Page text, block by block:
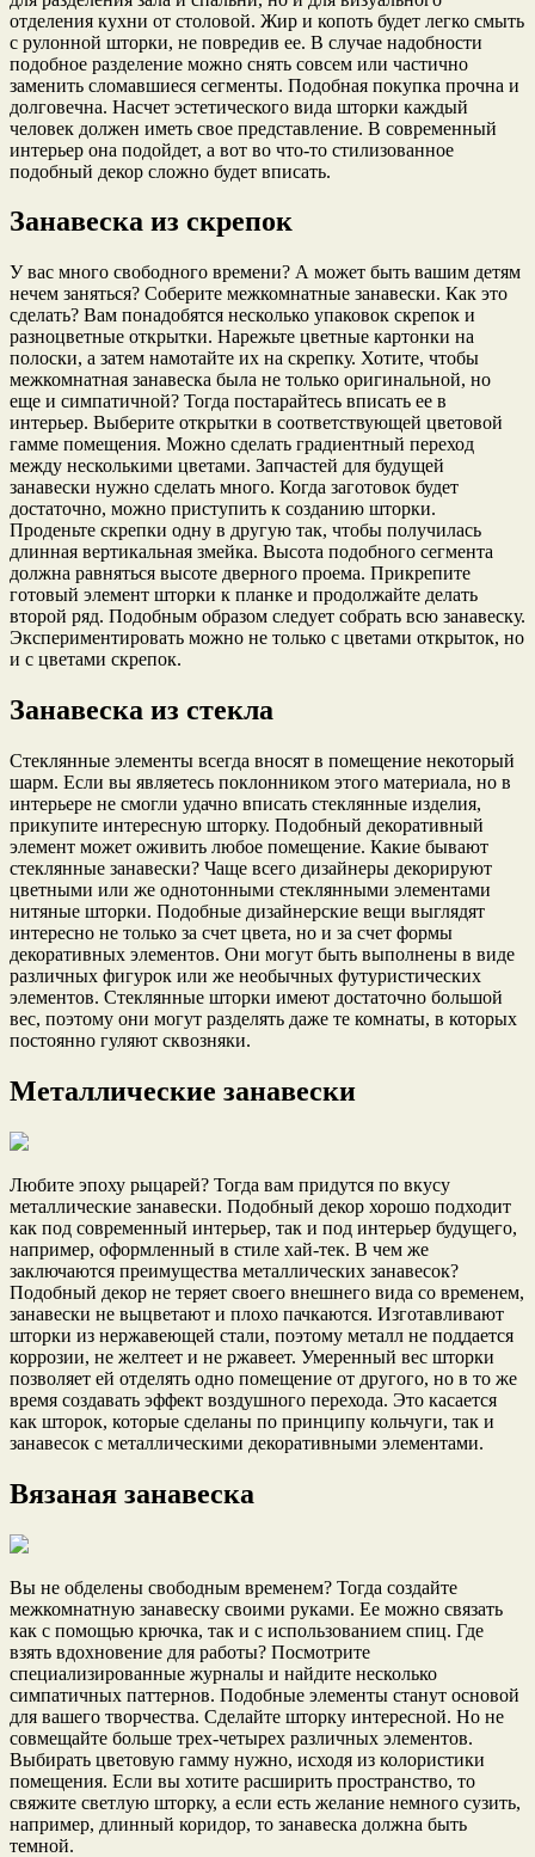
отделения кухни от столовой. Жир и копоть будет легко смыть
с рулонной шторки, не повредив ее. В случае надобности
подобное разделение можно снять совсем или частично
заменить сломавшиеся сегменты. Подобная покупка прочна и
долговечна. Насчет эстетического вида шторки каждый
человек должен иметь свое представление. В современный
интерьер она подойдет, а вот во что-то стилизованное
подобный декор сложно будет вписать.
Занавеска из скрепок
У вас много свободного времени? А может быть вашим детям
нечем заняться? Соберите межкомнатные занавески. Как это
сделать? Вам понадобятся несколько упаковок скрепок и
разноцветные открытки. Нарежьте цветные картонки на
полоски, а затем намотайте их на скрепку. Хотите, чтобы
межкомнатная занавеска была не только оригинальной, но
еще и симпатичной? Тогда постарайтесь вписать ее в
интерьер. Выберите открытки в соответствующей цветовой
гамме помещения. Можно сделать градиентный переход
между несколькими цветами. Запчастей для будущей
занавески нужно сделать много. Когда заготовок будет
достаточно, можно приступить к созданию шторки.
Проденьте скрепки одну в другую так, чтобы получилась
длинная вертикальная змейка. Высота подобного сегмента
должна равняться высоте дверного проема. Прикрепите
готовый элемент шторки к планке и продолжайте делать
второй ряд. Подобным образом следует собрать всю занавеску.
Экспериментировать можно не только с цветами открыток, но
и с цветами скрепок.
Занавеска из стекла
Стеклянные элементы всегда вносят в помещение некоторый
шарм. Если вы являетесь поклонником этого материала, но в
интерьере не смогли удачно вписать стеклянные изделия,
прикупите интересную шторку. Подобный декоративный
элемент может оживить любое помещение. Какие бывают
стеклянные занавески? Чаще всего дизайнеры декорируют
цветными или же однотонными стеклянными элементами
нитяные шторки. Подобные дизайнерские вещи выглядят
интересно не только за счет цвета, но и за счет формы
декоративных элементов. Они могут быть выполнены в виде
различных фигурок или же необычных футуристических
элементов. Стеклянные шторки имеют достаточно большой
вес, поэтому они могут разделять даже те комнаты, в которых
постоянно гуляют сквозняки.
Металлические занавески
Любите эпоху рыцарей? Тогда вам придутся по вкусу
металлические занавески. Подобный декор хорошо подходит
как под современный интерьер, так и под интерьер будущего,
например, оформленный в стиле хай-тек. В чем же
заключаются преимущества металлических занавесок?
Подобный декор не теряет своего внешнего вида со временем,
занавески не выцветают и плохо пачкаются. Изготавливают
шторки из нержавеющей стали, поэтому металл не поддается
коррозии, не желтеет и не ржавеет. Умеренный вес шторки
позволяет ей отделять одно помещение от другого, но в то же
время создавать эффект воздушного перехода. Это касается
как шторок, которые сделаны по принципу кольчуги, так и
занавесок с металлическими декоративными элементами.
Вязаная занавеска
Вы не обделены свободным временем? Тогда создайте
межкомнатную занавеску своими руками. Ее можно связать
как с помощью крючка, так и с использованием спиц. Где
взять вдохновение для работы? Посмотрите
специализированные журналы и найдите несколько
симпатичных паттернов. Подобные элементы станут основой
для вашего творчества. Сделайте шторку интересной. Но не
совмещайте больше трех-четырех различных элементов.
Выбирать цветовую гамму нужно, исходя из колористики
помещения. Если вы хотите расширить пространство, то
свяжите светлую шторку, а если есть желание немного сузить,
например, длинный коридор, то занавеска должна быть
темной.